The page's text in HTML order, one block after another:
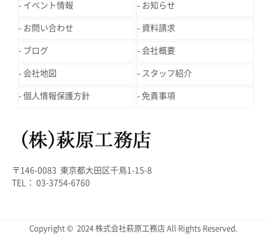
イベント情報 お知らせ
お問い合わせ 資料請求
ブログ 会社概要
会社地図 スタッフ紹介
個人情報保護方針 免責事項
〒146-0083 東京都大田区千鳥1-15-8
TEL： 03-3754-6760
Copyright © 2024 株式会社萩原工務店 All Rights Reserved.